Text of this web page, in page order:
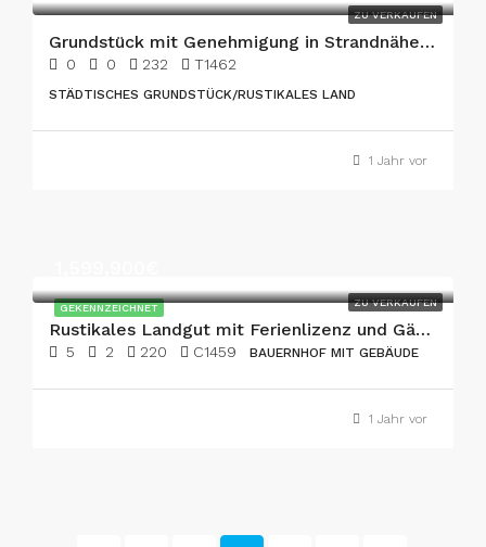
ZU VERKAUFEN
Grundstück mit Genehmigung in Strandnähe, Can Picafort
0 0 232 T1462
STÄDTISCHES GRUNDSTÜCK/RUSTIKALES LAND
1 Jahr vor
GEKENNZEICHNET ZU VERKAUFEN
Rustikales Landgut mit Ferienlizenz und Gästehaus in Arta
5 2 220 C1459 BAUERNHOF MIT GEBÄUDE
1 Jahr vor